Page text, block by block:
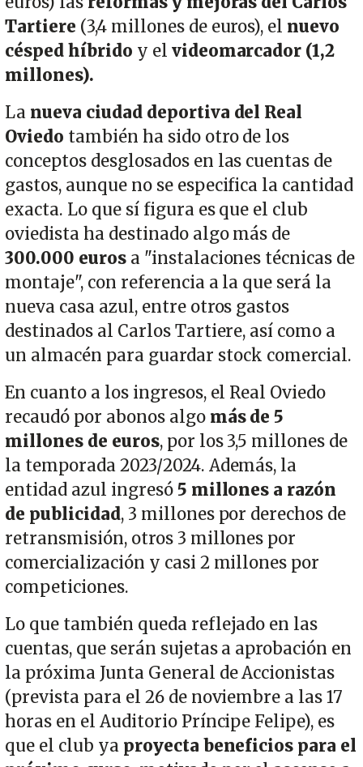
Tartiere (3,4 millones de euros), el nuevo
césped híbrido y el videomarcador (1,2
millones).
La nueva ciudad deportiva del Real
Oviedo también ha sido otro de los
conceptos desglosados en las cuentas de
gastos, aunque no se especifica la cantidad
exacta. Lo que sí figura es que el club
oviedista ha destinado algo más de
300.000 eurosa "instalaciones técnicas de
montaje", con referencia a la que será la
nueva casa azul, entre otros gastos
destinados al Carlos Tartiere, así como a
un almacén para guardar stock comercial.
En cuanto a los ingresos, el Real Oviedo
recaudó por abonos algo más de 5
millones de euros, por los 3,5 millones de
la temporada 2023/2024. Además, la
entidad azul ingresó 5 millones a razón
de publicidad, 3 millones por derechos de
retransmisión, otros 3 millones por
comercialización y casi 2 millones por
competiciones.
Lo que también queda reflejado en las
cuentas, que serán sujetas a aprobación en
la próxima Junta General de Accionistas
(prevista para el 26 de noviembre a las 17
horas en el Auditorio Príncipe Felipe), es
que el club ya proyecta beneficios para el